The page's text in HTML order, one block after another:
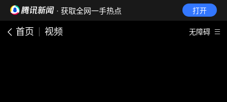
· 获取全网一手热点 打开
首页 视频 无障碍